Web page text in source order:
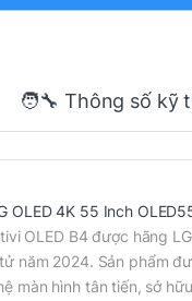
🧑‍🔧 Thông số kỹ
OLED 4K 55 Inch
OLED B4 được hãng
năm 2024. Sản phẩm
màn hình tân tiến, sở